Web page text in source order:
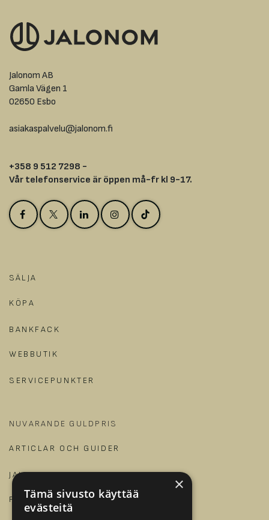
Jalonom AB
Gamla Vägen 1
02650 Esbo
asiakaspalvelu@jalonom.fi
+358 9 512 7298 -
Vår telefonservice är öppen må-fr kl 9-17.
SÄLJA
KÖPA
BANKFACK
WEBBUTIK
SERVICEPUNKTER
NUVARANDE GULDPRIS
ARTICLAR OCH GUIDER
JALONOM
FÖR FÖRETAG
×
Tämä sivusto käyttää
evästeitä